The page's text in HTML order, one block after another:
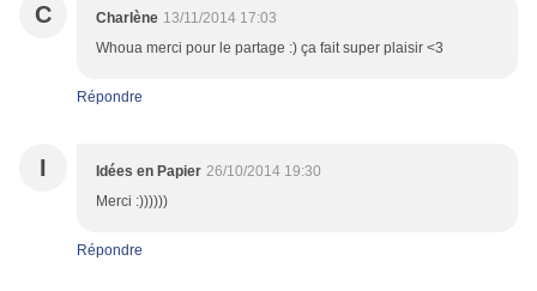
C Charlène 13/11/2014 17:03
Whoua merci pour le partage :) ça fait super plaisir <3
Répondre
I Idées en Papier 26/10/2014 19:30
Merci :))))))
Répondre